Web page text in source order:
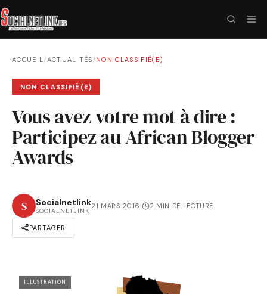
ACCUEIL/ACTUALITÉS /NON CLASSIFIÉ(E)
NON CLASSIFIÉ(E)
Vous avez votre mot à dire :
Participez au African Blogger
Awards
S Socialnetlink
SOCIALNETLINK
21 MARS 2016· 2 MIN DE LECTURE
PARTAGER
ILLUSTRATION